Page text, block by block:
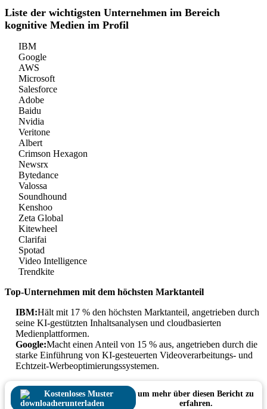
Liste der wichtigsten Unternehmen im Bereich
kognitive Medien im Profil
IBM
Google
AWS
Microsoft
Salesforce
Adobe
Baidu
Nvidia
Veritone
Albert
Crimson Hexagon
Newsrx
Bytedance
Valossa
Soundhound
Kenshoo
Zeta Global
Kitewheel
Clarifai
Spotad
Video Intelligence
Trendkite
Top-Unternehmen mit dem höchsten Marktanteil
IBM:Hält mit 17 % den höchsten Marktanteil, angetrieben durch
seine KI-gestützten Inhaltsanalysen und cloudbasierten
Medienplattformen.
Google:Macht einen Anteil von 15 % aus, angetrieben durch die
starke Einführung von KI-gesteuerten Videoverarbeitungs- und
Echtzeit-Werbeoptimierungssystemen.
Kostenloses Muster
herunterladen
um mehr über diesen Bericht zu
erfahren.